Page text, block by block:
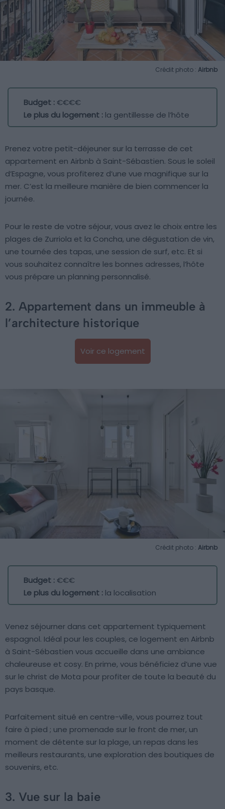
Crédit photo : Airbnb
Budget :€€€€
Le plus du logement : la gentillesse de l’hôte
Prenez votre petit-déjeuner sur la terrasse de cet
appartement en Airbnb à Saint-Sébastien. Sous le soleil
d’Espagne, vous profiterez d’une vue magnifique sur la
mer. C’est la meilleure manière de bien commencer la
journée.
Pour le reste de votre séjour, vous avez le choix entre les
plages de Zurriola et la Concha, une dégustation de vin,
une tournée des tapas, une session de surf, etc. Et si
vous souhaitez connaître les bonnes adresses, l’hôte
vous prépare un planning personnalisé.
2. Appartement dans un immeuble à
l’architecture historique
Voir ce logement
Crédit photo : Airbnb
Budget :€€€
Le plus du logement : la localisation
Venez séjourner dans cet appartement typiquement
espagnol. Idéal pour les couples, ce logement en Airbnb
à Saint-Sébastien vous accueille dans une ambiance
chaleureuse et cosy. En prime, vous bénéficiez d’une vue
sur le christ de Mota pour profiter de toute la beauté du
pays basque.
Parfaitement situé en centre-ville, vous pourrez tout
faire à pied ; une promenade sur le front de mer, un
moment de détente sur la plage, un repas dans les
meilleurs restaurants, une exploration des boutiques de
souvenirs, etc.
3. Vue sur la baie